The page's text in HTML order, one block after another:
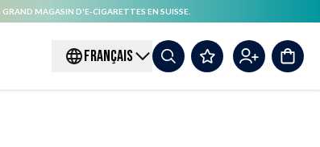
GRAND MAGASIN D'E-CIGARETTES EN SUISSE.
FRANÇAIS